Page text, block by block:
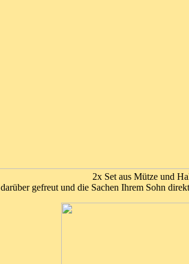
2x Set aus Mütze und
gefreut und die Sachen Ihrem Sohn